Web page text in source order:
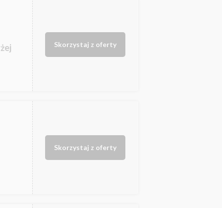
Skorzystaj z oferty
Skorzystaj z oferty